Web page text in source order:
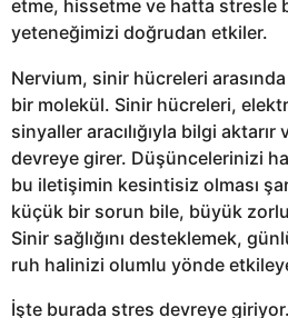
etme, hissetme ve hatta stresle
yeteneğimizi doğrudan etkiler.
Nervium, sinir hücreleri
bir molekül. Sinir hücreleri,
sinyaller aracılığıyla bilgi
devreye girer. Düşüncelerinizi
bu iletişimin kesintisiz olması
küçük bir sorun bile, büyük
Sinir sağlığını desteklemek,
ruh halinizi olumlu yönde
İşte burada stres devreye